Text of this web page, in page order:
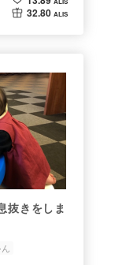
32.80 ALIS
抜きをしま